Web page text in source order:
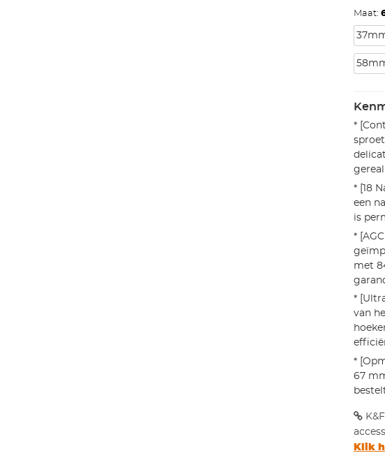
Maat:
*
* [18
een
is
*
met
*
van
*
67
Klik